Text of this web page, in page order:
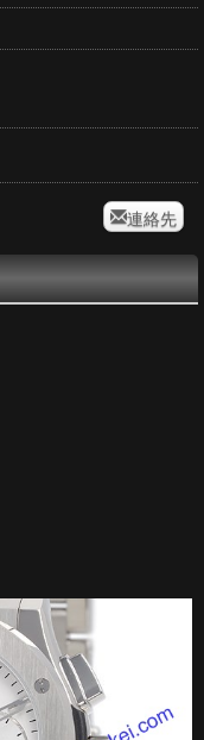
連絡先